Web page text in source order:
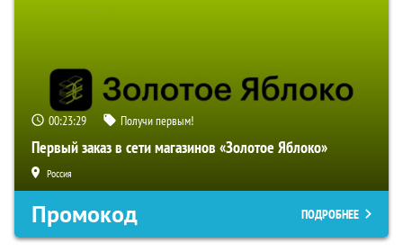
00:23:28 Получи первым!
Первый заказ в сети магазинов «Золотое Яблоко»
Россия
Промокод ПОДРОБНЕЕ